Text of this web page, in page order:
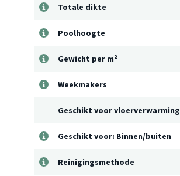
Totale dikte
Poolhoogte
Gewicht per m²
Weekmakers
Geschikt voor vloerverwarming
Geschikt voor: Binnen/buiten
Reinigingsmethode